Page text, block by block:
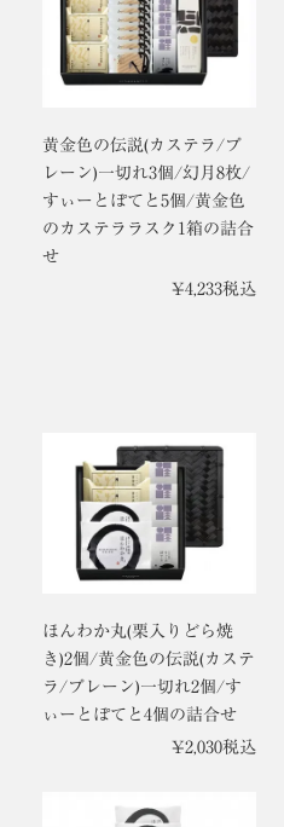
黄金色の伝説(カステラ/プ
レーン)一切れ3個/幻月8枚/
すぃーとぽてと5個/黄金色
のカステララスク1箱の詰合
せ
¥4,233税込
ほんわか丸(栗入りどら焼
き)2個/黄金色の伝説(カステ
ラ/プレーン)一切れ2個/す
ぃーとぽてと4個の詰合せ
¥2,030税込